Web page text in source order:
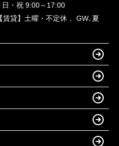
日・祝 9:00～17:00
賃貸】土曜・不定休 、GW､夏